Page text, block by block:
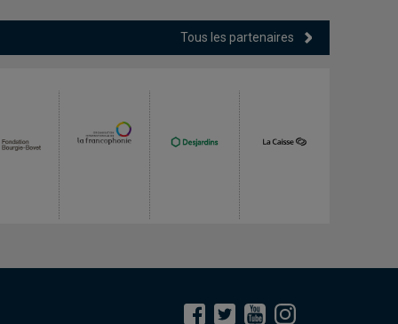
Tous les partenaires